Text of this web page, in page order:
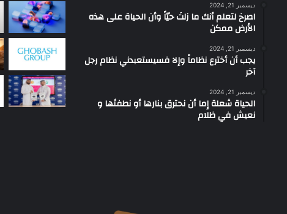
ديسمبر 21, 2024
‫اصرخ لتعلم أنك ما زلتَ حيّاً وأن الحياة على هذه
الأرض ممكن
ديسمبر 21, 2024
يجب أن أخترع نظاماً وإلا فسيستعبدني نظام رجل
آخر
ديسمبر 21, 2024
الحياة شعلة إما أن نحترق بنارها أو نطفئها و
نعيش في ظلام